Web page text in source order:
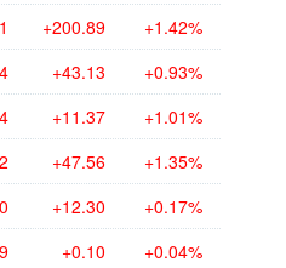
+200.89 +1.42%
+43.13 +0.93%
+11.37 +1.01%
+47.56 +1.35%
+12.30 +0.17%
+0.10 +0.04%